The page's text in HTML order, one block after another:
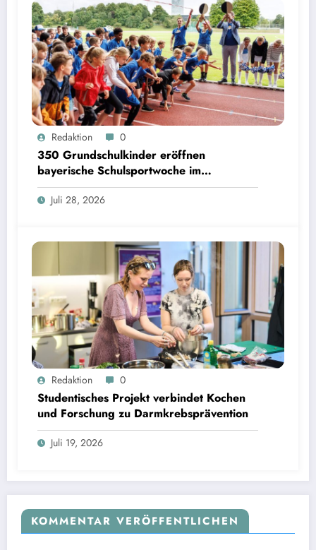
350 Grundschulkinder eröffnen bayerische Schulsportwoche im Olympiapark | Bild:
Matthias Balk/Bayerisches Staatsministerium für Unterricht und Kultus
Redaktion 0
350 Grundschulkinder eröffnen
bayerische Schulsportwoche im
Olympiapark
Juli 28, 2026
Studentisches Projekt verbindet Kochen und Forschung zu Darmkrebsprävention | Bild:
Fabian Vogl / TUM
Redaktion 0
Studentisches Projekt verbindet Kochen
und Forschung zu Darmkrebsprävention
Juli 19, 2026
KOMMENTAR VERÖFFENTLICHEN